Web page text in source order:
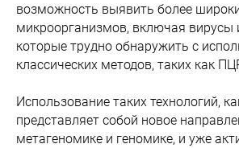
возможность выявить более
микроорганизмов, включая вирусы
которые трудно обнаружить с
классических методов, таких как
Использование таких технологий,
представляет собой новое
метагеномике и геномике, и уже